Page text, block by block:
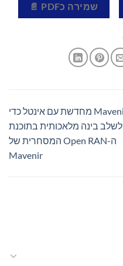
שמירה כPDF 📄
Mavenir מחדשת עם אינטל כדי
לשלב בינה מלאכותית בתוכנת
ה-Open RAN המסחרית של
Mavenir